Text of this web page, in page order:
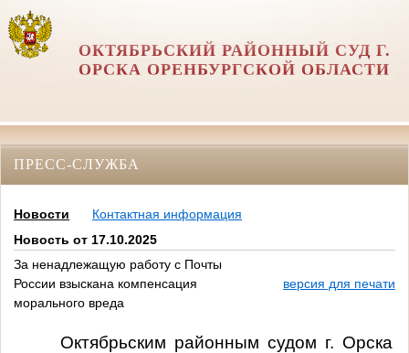
ОКТЯБРЬСКИЙ РАЙОННЫЙ СУД Г.
ОРСКА ОРЕНБУРГСКОЙ ОБЛАСТИ
ПРЕСС-СЛУЖБА
Новости
Контактная информация
Новость от 17.10.2025
За ненадлежащую работу с Почты
России взыскана компенсация
морального вреда
версия для печати
Октябрьским районным судом г. Орска